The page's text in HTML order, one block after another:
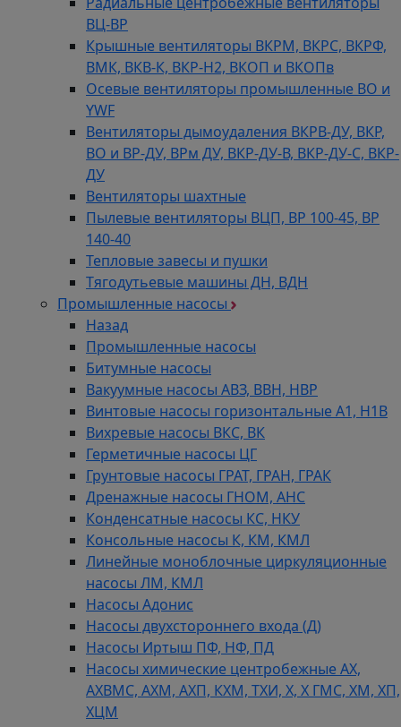
ВЦ-ВР
Крышные вентиляторы ВКРМ, ВКРС, ВКРФ,
ВМК, ВКВ-К, ВКР-Н2, ВКОП и ВКОПв
Осевые вентиляторы промышленные ВО и
YWF
Вентиляторы дымоудаления ВКРВ-ДУ, ВКР,
ВО и ВР-ДУ, ВРм ДУ, ВКР-ДУ-В, ВКР-ДУ-С, ВКР-
ДУ
Вентиляторы шахтные
Пылевые вентиляторы ВЦП, ВР 100-45, ВР
140-40
Тепловые завесы и пушки
Тягодутьевые машины ДН, ВДН
Промышленные насосы
Назад
Промышленные насосы
Битумные насосы
Вакуумные насосы АВЗ, ВВН, НВР
Винтовые насосы горизонтальные А1, Н1В
Вихревые насосы ВКС, ВК
Герметичные насосы ЦГ
Грунтовые насосы ГРАТ, ГРАН, ГРАК
Дренажные насосы ГНОМ, АНС
Конденсатные насосы КС, НКУ
Консольные насосы К, КМ, КМЛ
Линейные моноблочные циркуляционные
насосы ЛМ, КМЛ
Насосы Адонис
Насосы двухстороннего входа (Д)
Насосы Иртыш ПФ, НФ, ПД
Насосы химические центробежные АХ,
АХВМС, АХМ, АХП, КХМ, ТХИ, Х, Х ГМС, ХМ, ХП,
ХЦМ